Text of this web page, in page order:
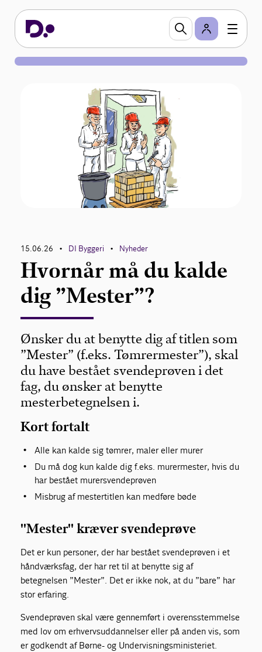
15.06.26 • DI Byggeri • Nyheder
Hvornår må du kalde
dig ”Mester”?
Ønsker du at benytte dig af titlen som
”Mester” (f.eks. Tømrermester”), skal
du have bestået svendeprøven i det
fag, du ønsker at benytte
mesterbetegnelsen i.
Kort fortalt
Alle kan kalde sig tømrer, maler eller murer
Du må dog kun kalde dig f.eks. murermester, hvis du
har bestået murersvendeprøven
Misbrug af mestertitlen kan medføre bøde
"Mester" kræver svendeprøve
Det er kun personer, der har bestået svendeprøven i et
håndværksfag, der har ret til at benytte sig af
betegnelsen ”Mester”. Det er ikke nok, at du ”bare” har
stor erfaring.
Svendeprøven skal være gennemført i overensstemmelse
med lov om erhvervsuddannelser eller på anden vis, som
er godkendt af Børne- og Undervisningsministeriet.